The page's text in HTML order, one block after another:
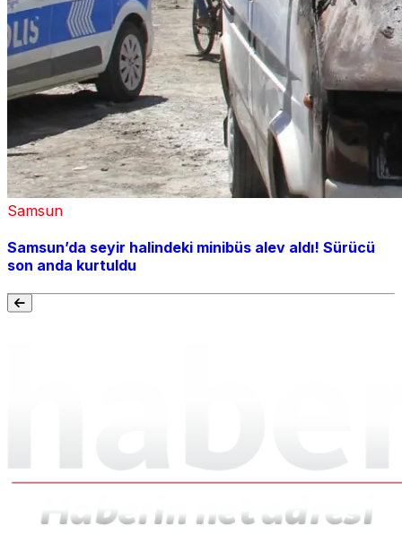
Samsun
Samsun’da seyir halindeki minibüs alev aldı! Sürücü
son anda kurtuldu